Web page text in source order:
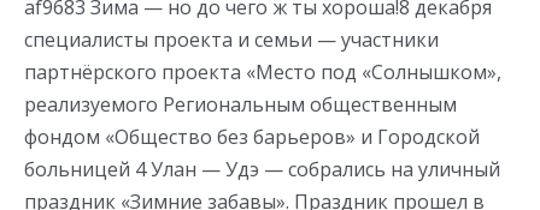
af9683 Зима — но до чего ж ты хороша!8 декабря
специалисты проекта и семьи — участники
партнёрского проекта «Место под «Солнышком»,
реализуемого Региональным общественным
фондом «Общество без барьеров» и Городской
больницей 4 Улан — Удэ — собрались на уличный
праздник «Зимние забавы». Праздник прошел в